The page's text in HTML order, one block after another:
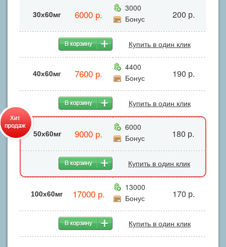
30х60мг 6000 р.
3000
Бонус
200 р.
Купить в один клик
40х60мг 7600 р.
4400
Бонус
190 р.
Купить в один клик
50х60мг 9000 р.
6000
Бонус
180 р.
Купить в один клик
100х60мг 17000 р.
13000
Бонус
170 р.
Купить в один клик